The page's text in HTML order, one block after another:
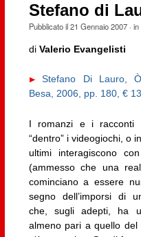
Stefano di
Pubblicato il21 Gennaio 2007· in
di Valerio Evangelisti
Stefano Di Lauro,
Besa, 2006, pp. 180, €
I romanzi e i racconti
“dentro” i videogiochi, o
ultimi interagiscono
(ammesso che una
cominciano a essere
segno dell’imporsi di
che, sugli adepti, ha
almeno pari a quello